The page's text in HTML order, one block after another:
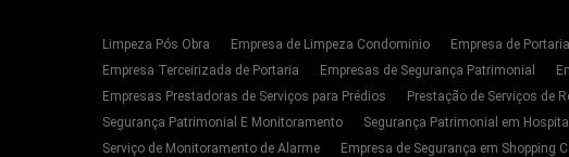
Limpeza Pós Obra Empresa de Limpeza Condominio Empresa de
Empresa Terceirizada de Portaria
Empresas de Segurança Patrimonial
Empresas Prestadoras de Serviços para Prédios
Prestação de Serviços de
Segurança Patrimonial E Monitoramento
Segurança Patrimonial em
Serviço de Monitoramento de Alarme
Empresa de Segurança em Shopping